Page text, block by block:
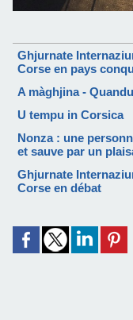
Ghjurnate
Corse en pays
A màghjina -
U tempu in Corsica
Nonza : une
et sauve par un
Ghjurnate
Corse en débat